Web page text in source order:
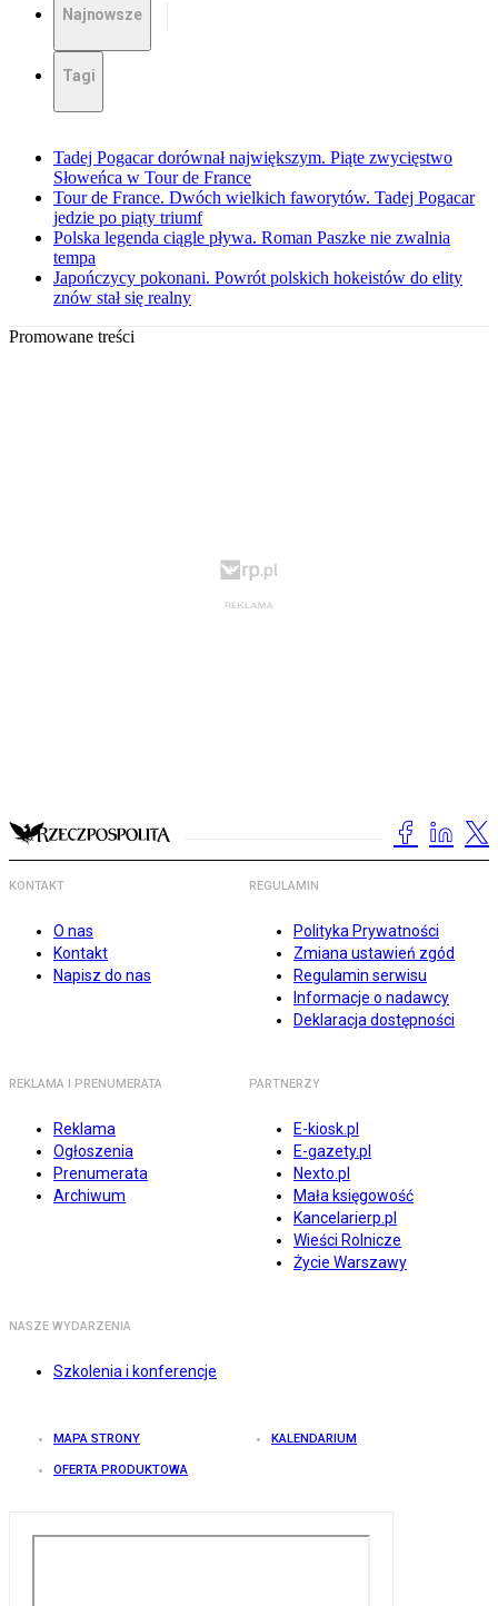
Najnowsze
Tagi
Tadej Pogacar dorównał największym. Piąte zwycięstwo
Słoweńca w Tour de France
Tour de France. Dwóch wielkich faworytów. Tadej Pogacar
jedzie po piąty triumf
Polska legenda ciągle pływa. Roman Paszke nie zwalnia
tempa
Japończycy pokonani. Powrót polskich hokeistów do elity
znów stał się realny
Promowane treści
KONTAKT
O nas
Kontakt
Napisz do nas
REGULAMIN
Polityka Prywatności
Zmiana ustawień zgód
Regulamin serwisu
Informacje o nadawcy
Deklaracja dostępności
REKLAMA I PRENUMERATA
Reklama
Ogłoszenia
Prenumerata
Archiwum
PARTNERZY
E-kiosk.pl
E-gazety.pl
Nexto.pl
Mała księgowość
Kancelarierp.pl
Wieści Rolnicze
Życie Warszawy
NASZE WYDARZENIA
Szkolenia i konferencje
MAPA STRONY KALENDARIUM
OFERTA PRODUKTOWA